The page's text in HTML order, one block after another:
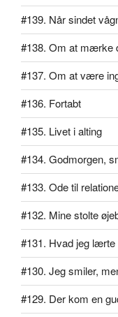
#139. Når sindet
#138. Om at mærke
#137. Om at være
#136. Fortabt
#135. Livet i alting
#134. Godmorgen,
#133. Ode til
#132. Mine stolte
#131. Hvad jeg
#130. Jeg smiler,
#129. Der kom en